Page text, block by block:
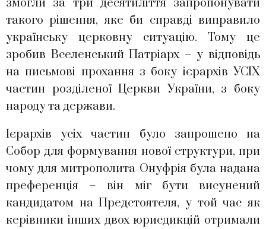
змогли за три десятиліття запропонувати
такого рішення, яке би справді виправило
українську церковну ситуацію. Тому це
зробив Вселенський Патріарх – у відповідь
на письмові прохання з боку ієрархів УСІХ
частин розділеної Церкви України, з боку
народу та держави.
Ієрархів усіх частин було запрошено на
Собор для формування нової структури, при
чому для митрополита Онуфрія була надана
преференція – він міг бути висунений
кандидатом на Предстоятеля, у той час як
керівники інших двох юрисдикцій отримали